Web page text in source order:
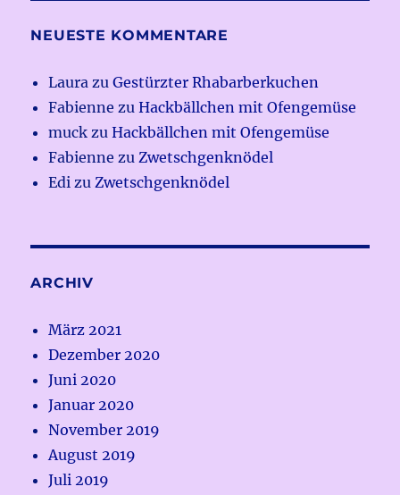
NEUESTE KOMMENTARE
Laura zuGestürzter Rhabarberkuchen
Fabienne zuHackbällchen mit Ofengemüse
muck zuHackbällchen mit Ofengemüse
Fabienne zuZwetschgenknödel
Edi zuZwetschgenknödel
ARCHIV
März 2021
Dezember 2020
Juni 2020
Januar 2020
November 2019
August 2019
Juli 2019